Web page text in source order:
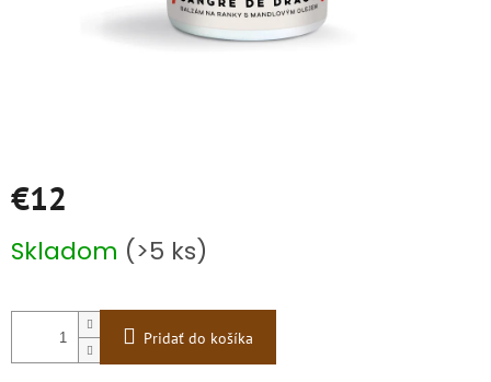
€12
cena:
Skladom (>5 ks)
Pridať do košíka